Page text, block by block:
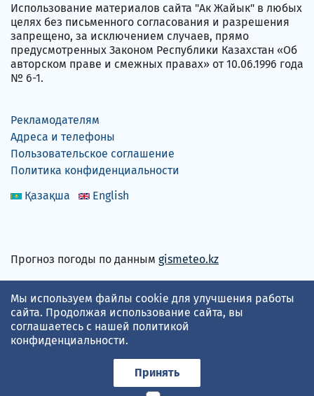
Использование материалов сайта "Ак Жайык" в любых
целях без письменного согласования и разрешения
запрещено, за исключением случаев, прямо
предусмотренных Законом Республики Казахстан «Об
авторском праве и смежных правах» от 10.06.1996 года
№ 6-1.
Рекламодателям
Адреса и телефоны
Пользовательское соглашение
Политика конфиденциальности
Қазақша
English
Прогноз погоды по данным gismeteo.kz
Принимаем карты
Мы используем файлы cookie для улучшения работы
сайта. Продолжая использование сайта, вы
соглашаетесь с нашей политикой
конфиденциальности.
Принять